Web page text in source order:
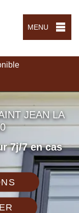
MENU
JEAN LA
7j/7 en cas